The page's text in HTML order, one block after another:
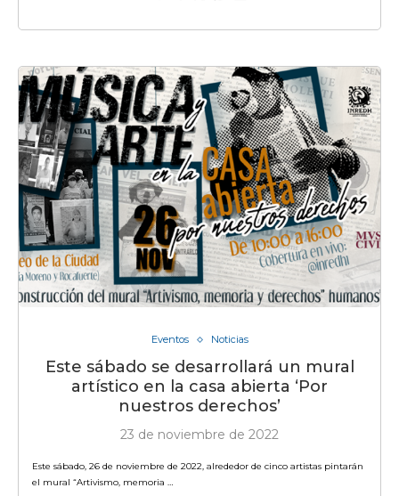
Eventos Noticias
Este sábado se desarrollará un mural
artístico en la casa abierta ‘Por
nuestros derechos’
23 de noviembre de 2022
Este sábado, 26 de noviembre de 2022, alrededor de cinco artistas pintarán
el mural “Artivismo, memoria …